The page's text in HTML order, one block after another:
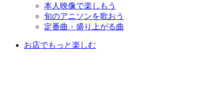
本人映像で楽しもう
旬のアニソンを歌おう
定番曲・盛り上がる曲
お店でもっと楽しむ